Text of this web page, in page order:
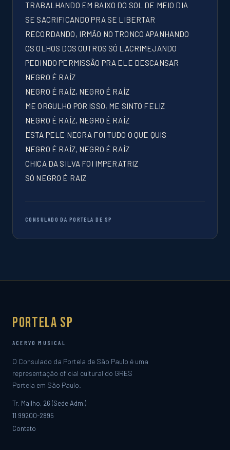
TRABALHANDO EM BAIXO DO SOL DE MEIO DIA
SE SACRIFICANDO PRA SE LIBERTAR
RECORDANDO, IRMÃO NO TRONCO APANHANDO
OS OLHOS DOS OUTROS SÓ LACRIMEJANDO
PEDINDO PERMISSÃO PRA ELE DESCANSAR
NEGRO É RAÍZ
NEGRO É RAÍZ, NEGRO É RAÍZ
ME ORGULHO POR ISSO, ME SINTO FELIZ
NEGRO É RAÍZ, NEGRO É RAÍZ
ESTA PELE NEGRA FOI TUDO O QUE QUIS
NEGRO É RAÍZ, NEGRO É RAÍZ
CHICA DA SILVA FOI IMPERATRIZ
SÓ NEGRO É RAIZ
CONSULADO DA PORTELA DE SP
Portela SP
ACERVO MUSICAL
O Consulado da Portela de São Paulo é uma
representação oficial cultural do GRES
Portela em São Paulo.
Tr. Mailho, 26 (Sede Adm.)
11 99200-2895
Contato